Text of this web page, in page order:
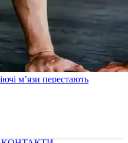
м’язи перестають